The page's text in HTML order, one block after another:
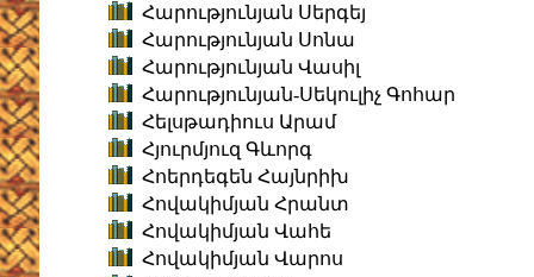
Հարությունյան Սերգեյ
Հարությունյան Սոնա
Հարությունյան Վասիլ
Հարությունյան-Սեկուլիչ Գոհար
Հելսթադիուս Արամ
Հյուրմյուզ Գևորգ
Հոերդեգեն Հայնրիխ
Հովակիմյան Հրանտ
Հովակիմյան Վահե
Հովակիմյան Վարոս